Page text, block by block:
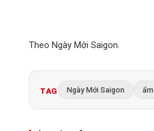
Theo Ngày Mới Saigon.
TAG Ngày Mới Saigon